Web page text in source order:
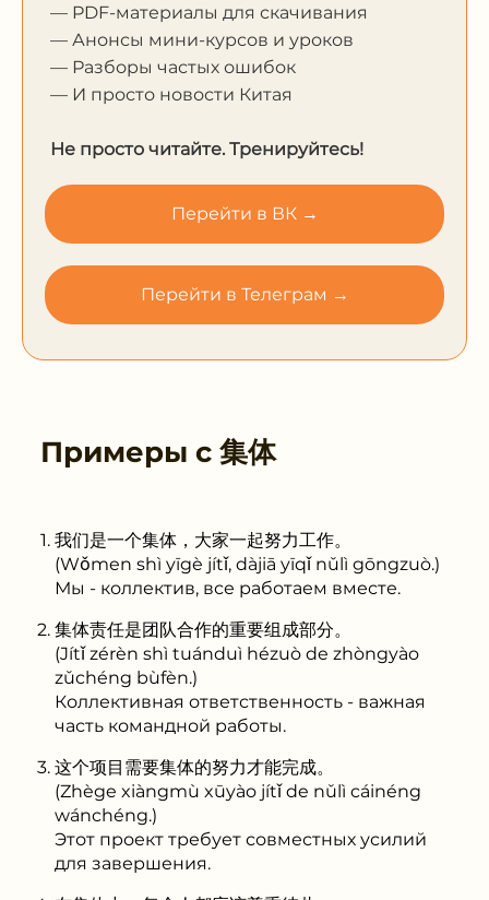
— PDF-материалы для скачивания
— Анонсы мини-курсов и уроков
— Разборы частых ошибок
— И просто новости Китая
Не просто читайте. Тренируйтесь!
Перейти в ВК →
Перейти в Телеграм →
Примеры с 集体
我们是一个集体，大家一起努力工作。
(Wǒmen shì yīgè jítǐ, dàjiā yīqǐ nǔlì gōngzuò.)
Мы - коллектив, все работаем вместе.
集体责任是团队合作的重要组成部分。
(Jítǐ zérèn shì tuánduì hézuò de zhòngyào
zǔchéng bùfèn.)
Коллективная ответственность - важная
часть командной работы.
这个项目需要集体的努力才能完成。
(Zhège xiàngmù xūyào jítǐ de nǔlì cáinéng
wánchéng.)
Этот проект требует совместных усилий
для завершения.